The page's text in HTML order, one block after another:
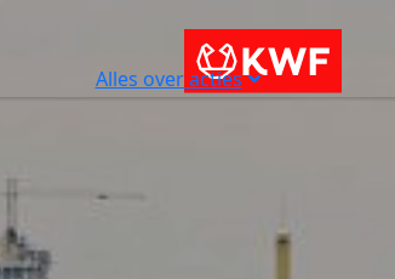
Alles over acties